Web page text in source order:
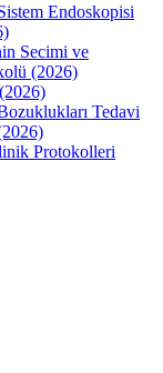
Endoskopisi
Secimi ve
(2026)
Tedavi
Protokolleri